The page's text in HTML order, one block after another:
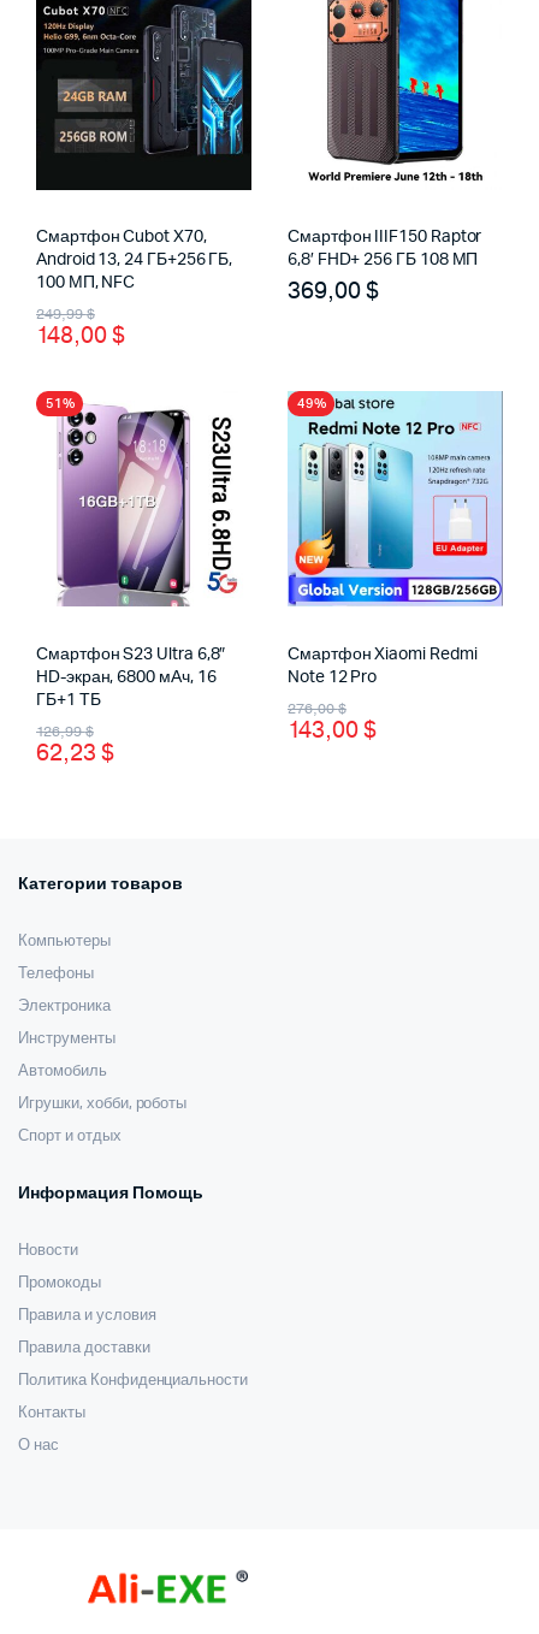
Смартфон Cubot X70,
Android 13, 24 ГБ+256 ГБ,
100 МП, NFC
249,99$
Первоначальная
цена
249,99 $.
148,00$
Текущая
цена:
Смартфон IIIF150 Raptor
6,8′ FHD+ 256 ГБ 108 МП
369,00$
51%
Смартфон S23 Ultra 6,8″
HD-экран, 6800 мАч, 16
ГБ+1 ТБ
126,99$
Первоначальная
цена
62,23$
Текущая
цена:
49%
Смартфон Xiaomi Redmi
Note 12 Pro
276,00$
Первоначальная
цена
143,00$
Текущая
цена:
Категории товаров
Компьютеры
Телефоны
Электроника
Инструменты
Автомобиль
Игрушки, хобби, роботы
Спорт и отдых
Информация Помощь
Новости
Промокоды
Правила и условия
Правила доставки
Политика Конфиденциальности
Контакты
О нас